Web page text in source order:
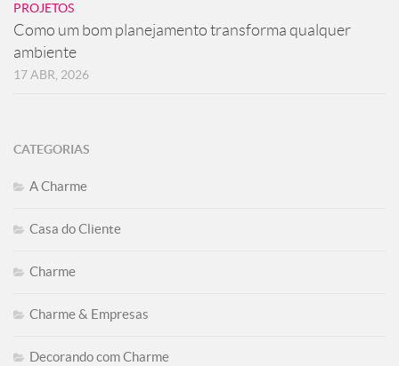
PROJETOS
Como um bom planejamento transforma qualquer
ambiente
17 ABR, 2026
CATEGORIAS
A Charme
Casa do Cliente
Charme
Charme & Empresas
Decorando com Charme